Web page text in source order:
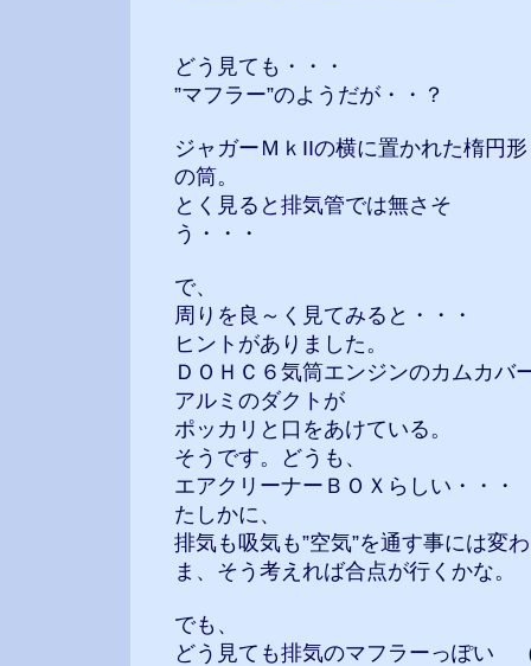
どう見ても・・・
”マフラー”のようだが・・？
ジャガーＭｋIIの横に置かれた楕円形
の筒。
とく見ると排気管では無さそ
う・・・
で、
周りを良～く見てみると・・・
ヒントがありました。
ＤＯＨＣ６気筒エンジンのカムカバ
アルミのダクトが
ポッカリと口をあけている。
そうです。どうも、
エアクリーナーＢＯＸらしい・・・
たしかに、
排気も吸気も”空気”を通す事には変
ま、そう考えれば合点が行くかな。
でも、
どう見ても排気のマフラーっぽい